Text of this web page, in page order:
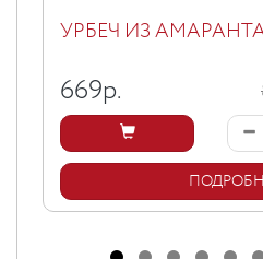
УРБЕЧ ИЗ
669р.